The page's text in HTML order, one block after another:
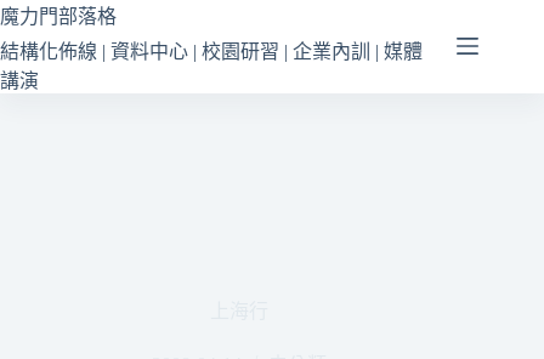
跳
至
主
魔力門部落格
結構化佈線 | 資料中心 | 校園研習 | 企業內訓 | 媒體
講演